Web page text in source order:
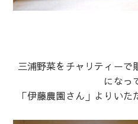
三浦野菜をチャリティーで
になっ
「伊藤農園さん」よりいた